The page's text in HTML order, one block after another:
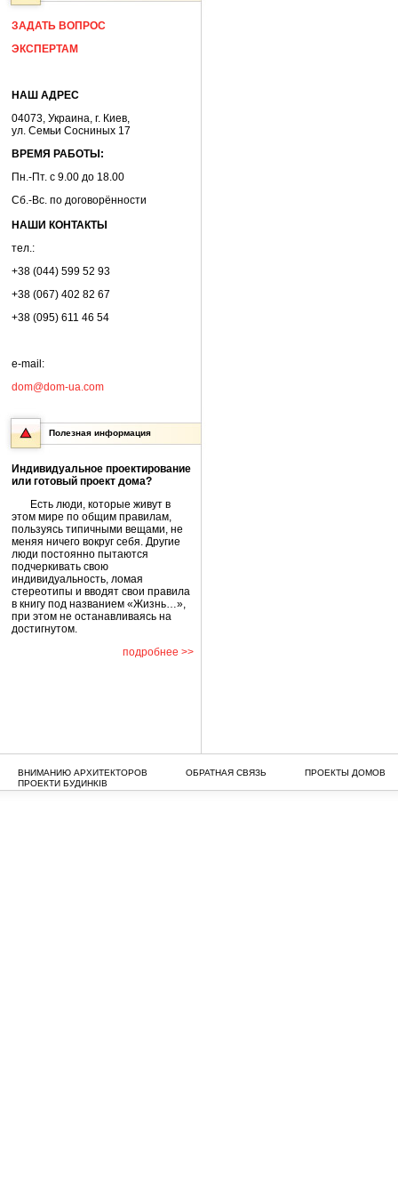
ЗАДАТЬ ВОПРОС
ЭКСПЕРТАМ
НАШ АДРЕС
04073, Украина, г. Киев,
ул. Семьи Сосниных 17
ВРЕМЯ РАБОТЫ:
Пн.-Пт. с 9.00 до 18.00
Сб.-Вс. по договорённости
НАШИ КОНТАКТЫ
тел.:
+38 (044) 599 52 93
+38 (067) 402 82 67
+38 (095) 611 46 54
e-mail:
dom@dom-ua.com
Полезная информация
Индивидуальное проектирование
или готовый проект дома?
Есть люди, которые живут в
этом мире по общим правилам,
пользуясь типичными вещами, не
меняя ничего вокруг себя. Другие
люди постоянно пытаются
подчеркивать свою
индивидуальность, ломая
стереотипы и вводят свои правила
в книгу под названием «Жизнь…»,
при этом не останавливаясь на
достигнутом.
подробнее >>
ВНИМАНИЮ АРХИТЕКТОРОВ ОБРАТНАЯ СВЯЗЬ
ПРОЕКТЫ ДОМОВ
ПРОЕКТИ БУДИНКІВ